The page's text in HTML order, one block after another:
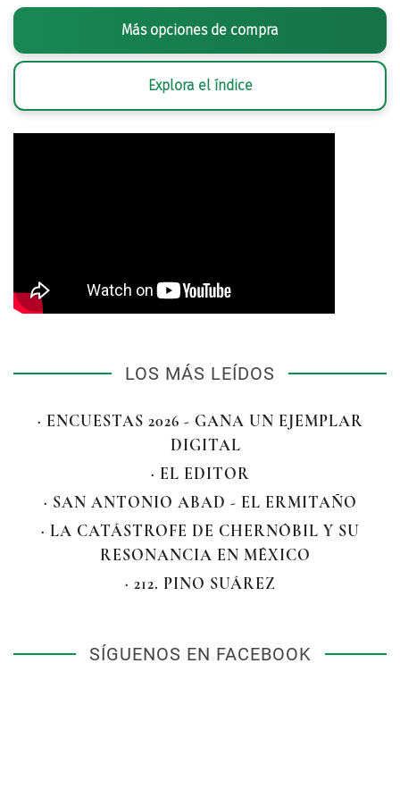
Más opciones de compra
Explora el índice
LOS MÁS LEÍDOS
· ENCUESTAS 2026 - GANA UN EJEMPLAR
DIGITAL
· EL EDITOR
· SAN ANTONIO ABAD - EL ERMITAÑO
· LA CATÁSTROFE DE CHERNÓBIL Y SU
RESONANCIA EN MÉXICO
· 212. PINO SUÁREZ
SÍGUENOS EN FACEBOOK